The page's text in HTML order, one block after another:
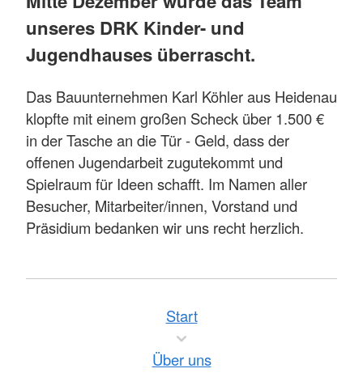
unseres DRK Kinder- und
Jugendhauses überrascht.
Das Bauunternehmen Karl Köhler aus Heidenau
klopfte mit einem großen Scheck über 1.500 €
in der Tasche an die Tür - Geld, dass der
offenen Jugendarbeit zugutekommt und
Spielraum für Ideen schafft. Im Namen aller
Besucher, Mitarbeiter/innen, Vorstand und
Präsidium bedanken wir uns recht herzlich.
Start
Über uns